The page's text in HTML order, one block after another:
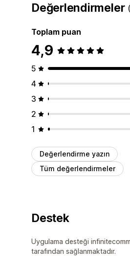
Değerlendirmeler
Toplam puan
4,9
5
4
3
2
1
Değerlendirme yazın
Tüm değerlendirmeler
Destek
Uygulama desteği
tarafından sağlanmaktadır.